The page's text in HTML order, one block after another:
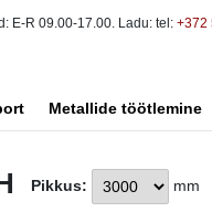
E-R 09.00-17.00. Ladu: tel: +372
Metallide töötlemine
Pikkus: mm